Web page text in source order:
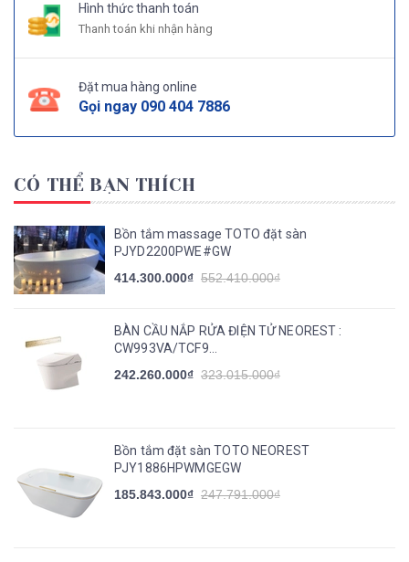
Hình thức thanh toán
Thanh toán khi nhận hàng
Đặt mua hàng online
Gọi ngay 090 404 7886
CÓ THỂ BẠN THÍCH
Bồn tắm massage TOTO đặt sàn
PJYD2200PWE#GW
414.300.000₫ 552.410.000₫
BÀN CẦU NẮP RỬA ĐIỆN TỬ NEOREST :
CW993VA/TCF9...
242.260.000₫ 323.015.000₫
Bồn tắm đặt sàn TOTO NEOREST
PJY1886HPWMGEGW
185.843.000₫ 247.791.000₫